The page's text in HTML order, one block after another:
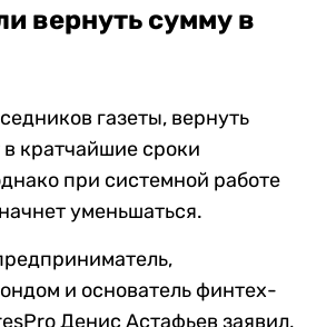
вернуть сумму в
газеты, вернуть
кратчайшие сроки
при системной работе
уменьшаться.
и основатель финтех-
Денис Астафьев заявил,